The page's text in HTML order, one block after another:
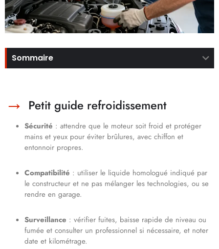
Sommaire
Petit guide refroidissement
Sécurité : attendre que le moteur soit froid et protéger
mains et yeux pour éviter brûlures, avec chiffon et
entonnoir propres.
Compatibilité : utiliser le liquide homologué indiqué par
le constructeur et ne pas mélanger les technologies, ou se
rendre en garage.
Surveillance : vérifier fuites, baisse rapide de niveau ou
fumée et consulter un professionnel si nécessaire, et noter
date et kilométrage.